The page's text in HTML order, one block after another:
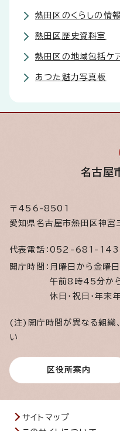
熱田区のくらしの情報
熱田区歴史資料室
熱田区の地域包括ケ
あつた魅力写真板
名古屋
〒456-8501
愛知県名古屋市熱田区神
代表電話： 052-681-
開庁時間： 月曜日から金曜
午前8時45分か
休日・祝日・年末
(注)開庁時間が異なる組織
い
区役所案内
サイトマップ